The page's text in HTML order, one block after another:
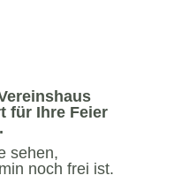
für Ihre Feier
sehen,
noch frei ist.